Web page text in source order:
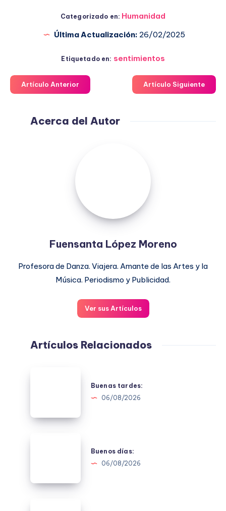
Categorizado en: Humanidad
Última Actualización: 26/02/2025
Etiquetado en: sentimientos
Artículo Anterior Artículo Siguiente
Acerca del Autor
Fuensanta López Moreno
Profesora de Danza. Viajera. Amante de las Artes y la
Música. Periodismo y Publicidad.
Ver sus Artículos
Artículos Relacionados
Buenas tardes:
06/08/2026
Buenos días:
06/08/2026